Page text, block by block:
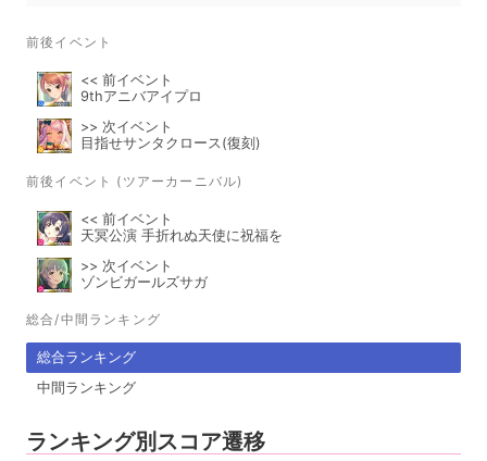
前後イベント
<< 前イベント
9thアニバアイプロ
>> 次イベント
目指せサンタクロース(復刻)
前後イベント (ツアーカーニバル)
<< 前イベント
天冥公演 手折れぬ天使に祝福を
>> 次イベント
ゾンビガールズサガ
総合/中間ランキング
総合ランキング
中間ランキング
ランキング別スコア遷移